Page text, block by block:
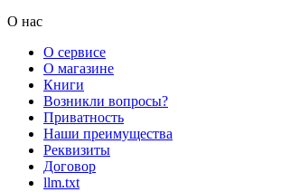
О нас
О сервисе
О магазине
Книги
Возникли вопросы?
Приватность
Наши преимущества
Реквизиты
Договор
llm.txt